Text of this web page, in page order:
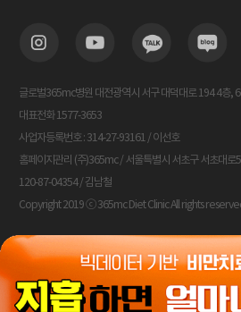
글로벌365mc병원 대전광역시 서구 대덕대로 194 4층,
대표전화 1577-3653
사업자등록번호 : 314-27-93161 / 이선호
홈페이지관리 (주)365mc / 서울특별시 서초구 서초대
120-87-04354 / 김남철
Copyright 2019 ⓒ 365mc Diet Clinic All rights